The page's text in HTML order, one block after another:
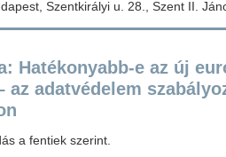
Szentkirályi u. 28., Szent II.
Hatékonyabb-e az új
az adatvédelem
a fentiek szerint.